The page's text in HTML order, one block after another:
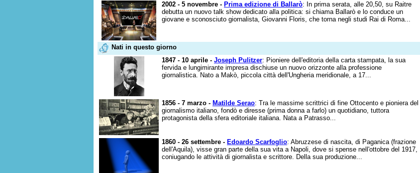
2002 - 5 novembre - Prima edizione di Ballarò: In prima serata, alle 20,50, su Raitre
debutta un nuovo talk show dedicato alla politica: si chiama Ballarò e lo conduce un
giovane e sconosciuto giornalista, Giovanni Floris, che torna negli studi Rai di Roma...
Nati in questo giorno
1847 - 10 aprile - Joseph Pulitzer: Pioniere dell'editoria della carta stampata, la sua
fervida e lungimirante impresa dischiuse un nuovo orizzonte alla professione
giornalistica. Nato a Makò, piccola città dell'Ungheria meridionale, a 17...
1856 - 7 marzo - Matilde Serao: Tra le massime scrittrici di fine Ottocento e pioniera del
giornalismo italiano, fondò e diresse (prima donna a farlo) un quotidiano, tuttora
protagonista della sfera editoriale italiana. Nata a Patrasso...
1860 - 26 settembre - Edoardo Scarfoglio: Abruzzese di nascita, di Paganica (frazione
dell'Aquila), visse gran parte della sua vita a Napoli, dove si spense nell'ottobre del 1917,
coniugando le attività di giornalista e scrittore. Della sua produzione...